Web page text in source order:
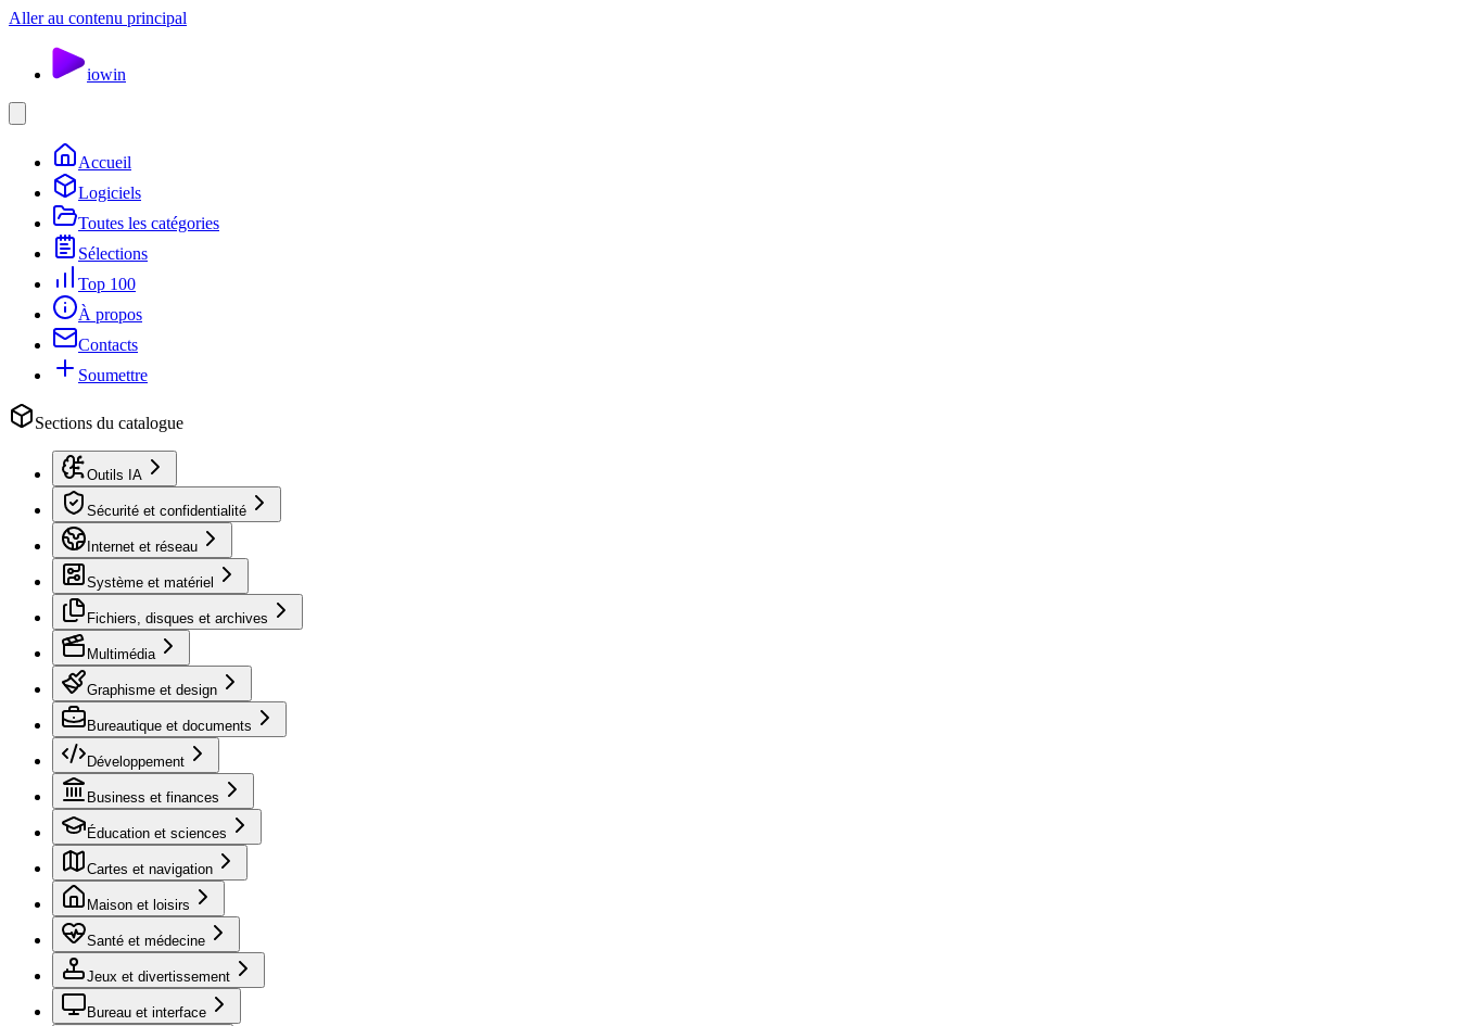
Aller au contenu principal
iowin
Accueil
Logiciels
Toutes les catégories
Sélections
Top 100
À propos
Contacts
Soumettre
Sections du catalogue
Outils IA
Sécurité et confidentialité
Internet et réseau
Système et matériel
Fichiers, disques et archives
Multimédia
Graphisme et design
Bureautique et documents
Développement
Business et finances
Éducation et sciences
Cartes et navigation
Maison et loisirs
Santé et médecine
Jeux et divertissement
Bureau et interface